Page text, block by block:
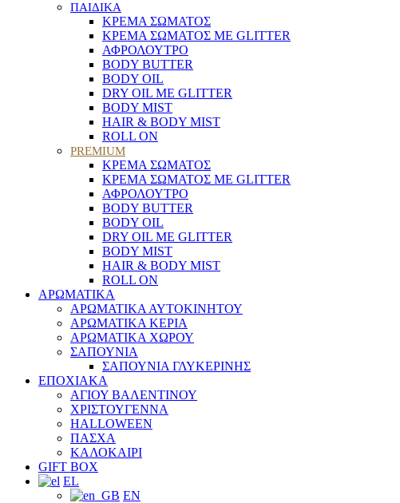
ΠΑΙΔΙΚΑ
ΚΡΕΜΑ ΣΩΜΑΤΟΣ
ΚΡΕΜΑ ΣΩΜΑΤΟΣ ΜΕ GLITTER
ΑΦΡΟΛΟΥΤΡΟ
BODY BUTTER
BODY OIL
DRY OIL ΜΕ GLITTER
BODY MIST
HAIR & BODY MIST
ROLL ON
PREMIUM
ΚΡΕΜΑ ΣΩΜΑΤΟΣ
ΚΡΕΜΑ ΣΩΜΑΤΟΣ ΜΕ GLITTER
ΑΦΡΟΛΟΥΤΡΟ
BODY BUTTER
BODY OIL
DRY OIL ΜΕ GLITTER
BODY MIST
HAIR & BODY MIST
ROLL ON
ΑΡΩΜΑΤΙΚΑ
ΑΡΩΜΑΤΙΚΑ ΑΥΤΟΚΙΝΗΤΟΥ
ΑΡΩΜΑΤΙΚΑ ΚΕΡΙΑ
ΑΡΩΜΑΤΙΚΑ ΧΩΡΟΥ
ΣΑΠΟΥΝΙΑ
ΣΑΠΟΥΝΙΑ ΓΛΥΚΕΡΙΝΗΣ
ΕΠΟΧΙΑΚΑ
ΑΓΙΟΥ ΒΑΛΕΝΤΙΝΟΥ
ΧΡΙΣΤΟΥΓΕΝΝΑ
HALLOWEEN
ΠΑΣΧΑ
ΚΑΛΟΚΑΙΡΙ
GIFT BOX
EL
EN